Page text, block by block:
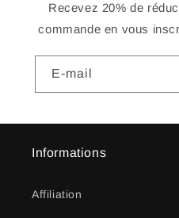
Recevez 20% de
commande en vous
E-mail
Informations
Affiliation